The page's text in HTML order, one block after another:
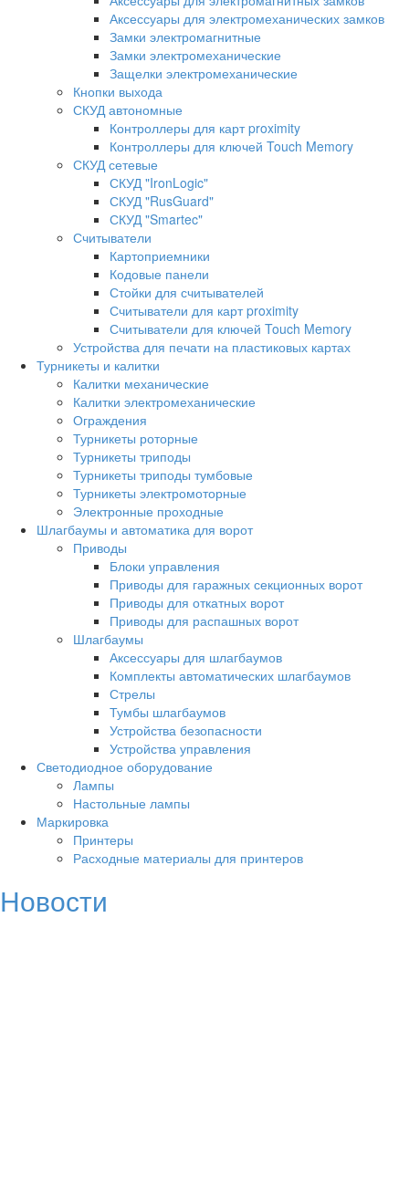
Аксессуары для электромеханических замков
Замки электромагнитные
Замки электромеханические
Защелки электромеханические
Кнопки выхода
СКУД автономные
Контроллеры для карт proximity
Контроллеры для ключей Touch Memory
СКУД сетевые
СКУД "IronLogic"
СКУД "RusGuard"
СКУД "Smartec"
Считыватели
Картоприемники
Кодовые панели
Стойки для считывателей
Считыватели для карт proximity
Считыватели для ключей Touch Memory
Устройства для печати на пластиковых картах
Турникеты и калитки
Калитки механические
Калитки электромеханические
Ограждения
Турникеты роторные
Турникеты триподы
Турникеты триподы тумбовые
Турникеты электромоторные
Электронные проходные
Шлагбаумы и автоматика для ворот
Приводы
Блоки управления
Приводы для гаражных секционных ворот
Приводы для откатных ворот
Приводы для распашных ворот
Шлагбаумы
Аксессуары для шлагбаумов
Комплекты автоматических шлагбаумов
Стрелы
Тумбы шлагбаумов
Устройства безопасности
Устройства управления
Светодиодное оборудование
Лампы
Настольные лампы
Маркировка
Принтеры
Расходные материалы для принтеров
Новости